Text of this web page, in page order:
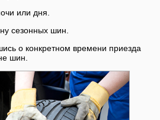
или дня.
сезонных шин.
о конкретном времени приезда
шин.